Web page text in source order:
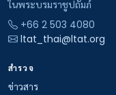
ในพระบรมราชูปถัมภ์
+66 2 503 4080
ltat_thai@ltat.org
สำรวจ
ข่าวสาร